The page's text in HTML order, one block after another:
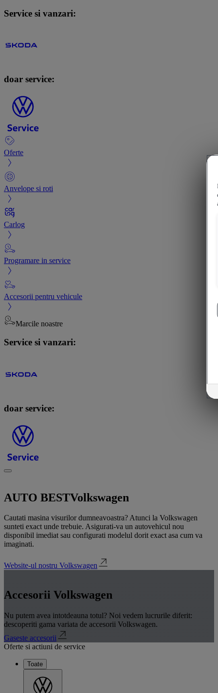
Service si vanzari:
doar service:
Oferte
Anvelope si roti
Carlog
Programare in service
Accesorii pentru vehicule
Marcile noastre
Service si vanzari:
doar service:
AUTO BESTVolkswagen
Cautati masina visurilor dumneavoastra? Atunci la Volkswagen
sunteti exact unde trebuie. Asigurati-va un autovehicul nou
disponibil imediat sau configurati modelul dorit exact asa cum va
imaginati.
Website-ul nostru Volkswagen
Accesorii Volkswagen
Nu putem avea intotdeauna totul? Noi vedem lucrurile diferit:
descoperiti gama variata de accesorii Volkswagen.
Gaseste accesorii
Oferte si actiuni de service
Toate